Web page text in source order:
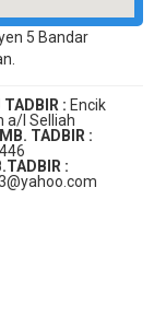
5 Bandar
: Encik
a/l Selliah
TADBIR :
: